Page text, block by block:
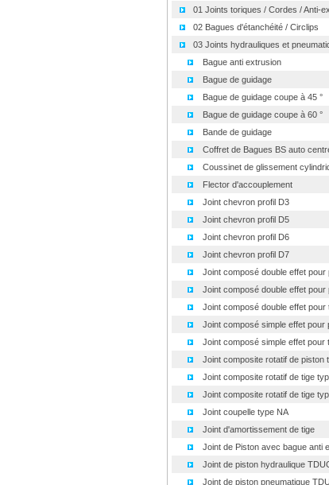
01 Joints toriques / Cordes / Anti-
02 Bagues d'étanchéité / Circlips
03 Joints hydrauliques et
Bague anti extrusion
Bague de guidage
Bague de guidage coupe à 45 °
Bague de guidage coupe à 60 °
Bande de guidage
Coffret de Bagues BS auto
Coussinet de glissement
Flector d'accouplement
Joint chevron profil D3
Joint chevron profil D5
Joint chevron profil D6
Joint chevron profil D7
Joint composé double effet pour
Joint composé double effet pour
Joint composé double effet pour
Joint composé simple effet pour
Joint composé simple effet pour
Joint composite rotatif de piston
Joint composite rotatif de tige
Joint composite rotatif de tige
Joint coupelle type NA
Joint d'amortissement de tige
Joint de Piston avec bague anti
Joint de piston hydraulique
Joint de piston pneumatique